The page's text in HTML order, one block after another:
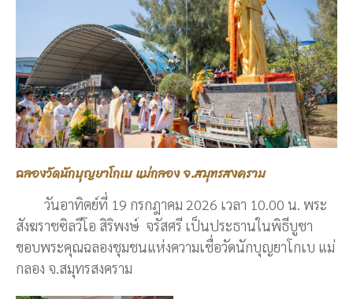
ฉลองวัดนักบุญยาโกเบ แม่กลอง จ.สมุทรสงคราม
วันอาทิตย์ที่ 19 กรกฎาคม 2026 เวลา 10.00 น. พระ
สังฆราชซิลวีโอ สิริพงษ์ จรัสศรี เป็นประธานในพิธีบูชา
ขอบพระคุณฉลองชุมชนแห่งความเชื่อวัดนักบุญยาโกเบ แม่
กลอง จ.สมุทรสงคราม